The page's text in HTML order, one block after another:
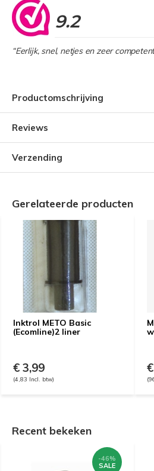
9.2
“Eerlijk, snel, netjes en zeer
Productomschrijving
Reviews
Verzending
Gerelateerde producten
Inktrol METO Basic
(Ecomline)2 liner
€ 3,99
(4,83 Incl. btw)
Recent bekeken
-46%
SALE